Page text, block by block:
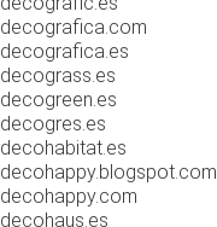
decografica.com
decografica.es
decograss.es
decogreen.es
decogres.es
decohabitat.es
decohappy.blogspot.com
decohappy.com
decohaus.es